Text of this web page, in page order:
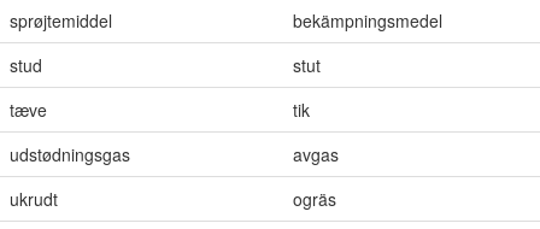
sprøjtemiddel
bekämpningsmedel
stud
stut
tæve
tik
udstødningsgas
avgas
ukrudt
ogräs